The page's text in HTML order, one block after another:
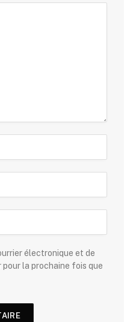
électronique et de
la prochaine fois que